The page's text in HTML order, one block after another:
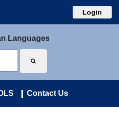
Login
Languages
Contact Us